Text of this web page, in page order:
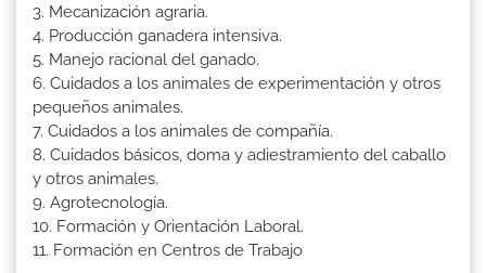
3. Mecanización agraria.
4. Producción ganadera intensiva.
5. Manejo racional del ganado.
6. Cuidados a los animales de experimentación y otros
pequeños animales.
7. Cuidados a los animales de compañía.
8. Cuidados básicos, doma y adiestramiento del caballo
y otros animales.
9. Agrotecnología.
10. Formación y Orientación Laboral.
11. Formación en Centros de Trabajo